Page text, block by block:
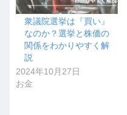
衆議院選挙は『買い』
なのか？選挙と株価の
関係をわかりやすく解
説
2024年10月27日
お金